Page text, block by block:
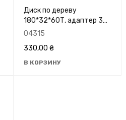
Диск по дереву
180*32*60Т, адаптер 32-
30, 8500 об/хв, GRANITE
04315
330,00 ₴
В КОРЗИНУ